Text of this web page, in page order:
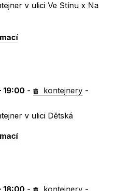
v ulici Ve Stínu x Na
19:00 - kontejnery -
v ulici Dětská
18:00 - kontejnery -